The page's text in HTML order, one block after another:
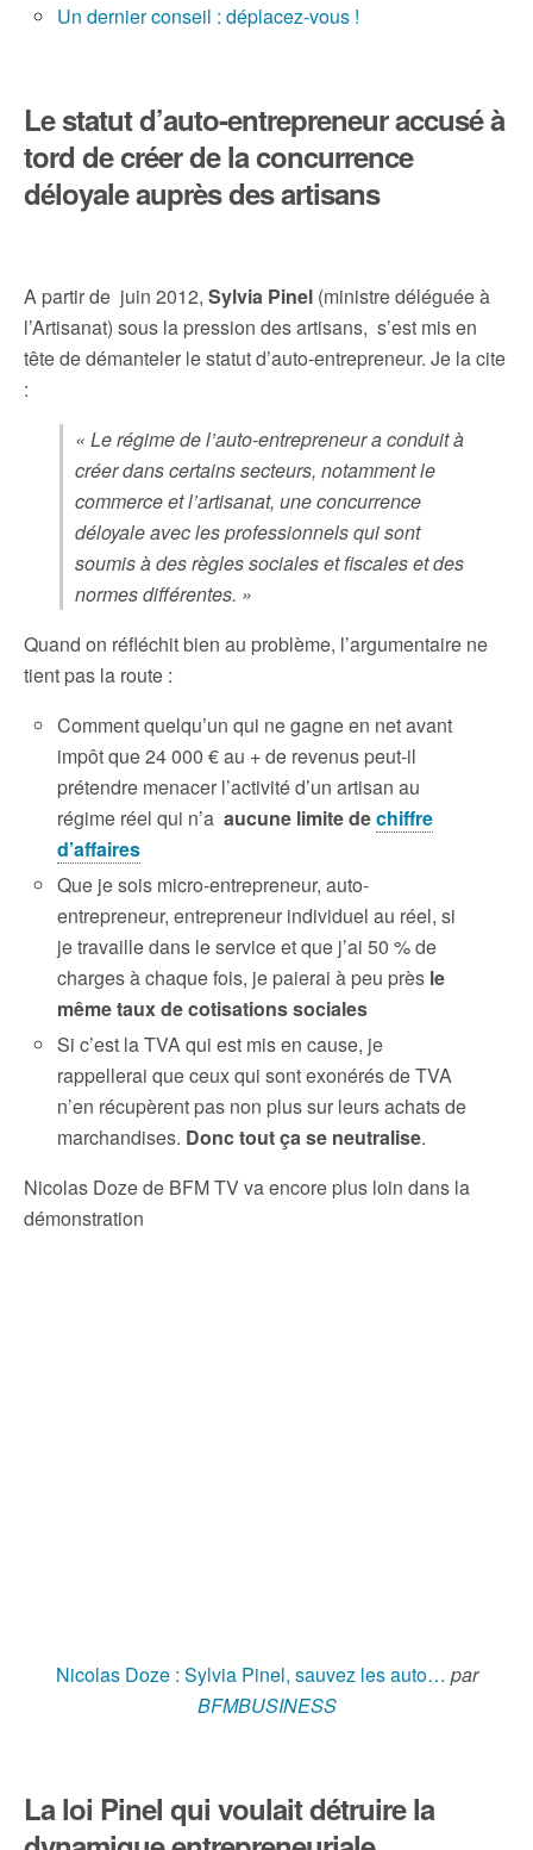
Un dernier conseil : déplacez-vous !
Le statut d’auto-entrepreneur accusé à
tord de créer de la concurrence
déloyale auprès des artisans
A partir de juin 2012, Sylvia Pinel (ministre déléguée à
l’Artisanat) sous la pression des artisans, s’est mis en
tête de démanteler le statut d’auto-entrepreneur. Je la cite
:
« Le régime de l’auto-entrepreneur a conduit à
créer dans certains secteurs, notamment le
commerce et l’artisanat, une concurrence
déloyale avec les professionnels qui sont
soumis à des règles sociales et fiscales et des
normes différentes. »
Quand on réfléchit bien au problème, l’argumentaire ne
tient pas la route :
Comment quelqu’un qui ne gagne en net avant
impôt que 24 000 € au + de revenus peut-il
prétendre menacer l’activité d’un artisan au
régime réel qui n’a aucune limite dechiffre
d’affaires
Que je sois micro-entrepreneur, auto-
entrepreneur, entrepreneur individuel au réel, si
je travaille dans le service et que j’ai 50 % de
charges à chaque fois, je paierai à peu près le
même taux de cotisations sociales
Si c’est la TVA qui est mis en cause, je
rappellerai que ceux qui sont exonérés de TVA
n’en récupèrent pas non plus sur leurs achats de
marchandises. Donc tout ça se neutralise.
Nicolas Doze de BFM TV va encore plus loin dans la
démonstration
Nicolas Doze : Sylvia Pinel, sauvez les auto… par
BFMBUSINESS
La loi Pinel qui voulait détruire la